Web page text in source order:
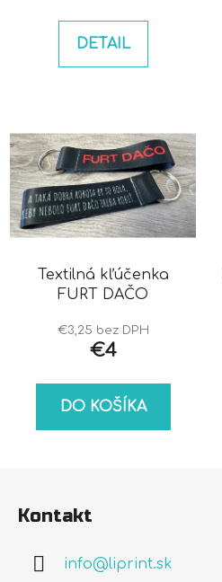
DETAIL
Textilná kľúčenka
FURT DAČO
€3,25 bez DPH
€4
DO KOŠÍKA
Kontakt
info@liprint.sk